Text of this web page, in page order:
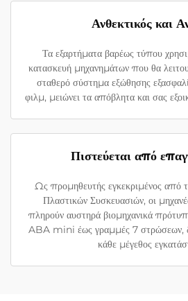
Ανθεκτικός και
Τα εξαρτήματα βαρέως τύπου
κατασκευή μηχανημάτων που θα
σταθερό σύστημα εξώθησης
φιλμ, μειώνει τα απόβλητα και σας
Πιστεύεται από
Ως προμηθευτής εγκεκριμένος από
Πλαστικών Συσκευασιών, οι
πληρούν αυστηρά βιομηχανικά
ABA mini έως γραμμές 7 στρώσεων,
κάθε μέγεθος